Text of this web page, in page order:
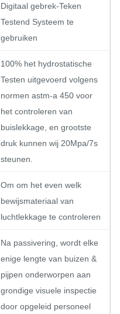
Digitaal gebrek-Teken
Testend Systeem te
gebruiken
100% het hydrostatische
Testen uitgevoerd volgens
normen astm-a 450 voor
het controleren van
buislekkage, en grootste
druk kunnen wij 20Mpa/7s
steunen.
Om om het even welk
bewijsmateriaal van
luchtlekkage te controleren
Na passivering, wordt elke
enige lengte van buizen &
pijpen onderworpen aan
grondige visuele inspectie
door opgeleid personeel